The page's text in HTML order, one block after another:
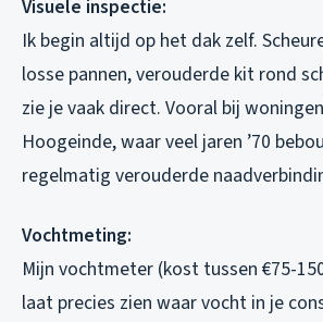
Visuele inspectie:
Ik begin altijd op het dak zelf.
losse pannen, verouderde kit rond
zie je vaak direct. Vooral bij
Hoogeinde, waar veel jaren ’70
regelmatig verouderde
Vochtmeting:
Mijn vochtmeter (kost tussen €75-
laat precies zien waar vocht in je